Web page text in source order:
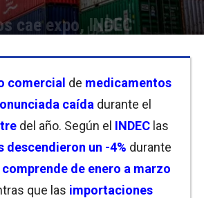
cae expo, INDEC
comercial de medicamentos
caída durante el
del año. Según el INDEC las
descendieron un -4% durante
comprende de enero a marzo
que las importaciones